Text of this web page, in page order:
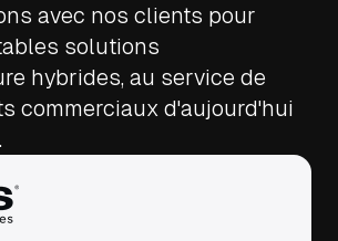
avec nos clients pour
solutions
hybrides, au service de
commerciaux d'aujourd'hui